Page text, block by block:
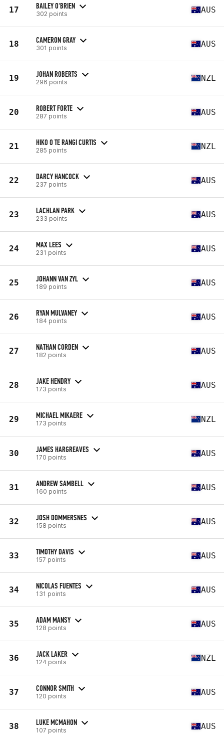
17 BAILEY O'BRIEN
302 points AUS
18 CAMERON GRAY
301 points AUS
19 JOHAN ROBERTS
296 points NZL
20 ROBERT FORTE
287 points AUS
21 HIKO O TE RANGI CURTIS
285 points NZL
22 DARCY HANCOCK
237 points AUS
23 LACHLAN PARK
233 points AUS
24 MAX LEES
231 points AUS
25 JOHANN VAN ZYL
189 points AUS
26 RYAN MULVANEY
184 points AUS
27 NATHAN CORDEN
182 points AUS
28 JAKE HENDRY
173 points AUS
29 MICHAEL MIKAERE
173 points NZL
30 JAMES HARGREAVES
170 points AUS
31 ANDREW SAMBELL
160 points AUS
32 JOSH DOMMERSNES
158 points AUS
33 TIMOTHY DAVIS
157 points AUS
34 NICOLAS FUENTES
131 points AUS
35 ADAM MANSY
128 points AUS
36 JACK LAKER
124 points NZL
37 CONNOR SMITH
120 points AUS
38 LUKE MCMAHON
107 points AUS